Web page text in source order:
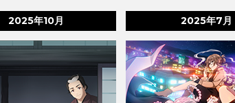
2025年10月 2025年7月